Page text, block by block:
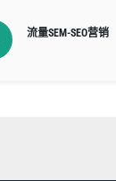
流量SEM-SEO营销